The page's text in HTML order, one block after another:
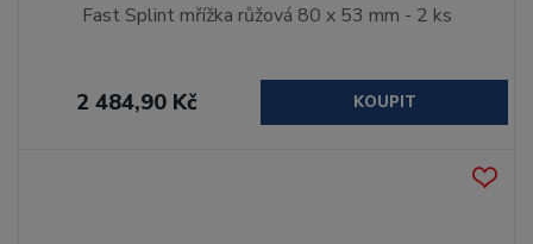
Fast Splint mřížka růžová 80 x 53 mm - 2 ks
2 484,90 Kč KOUPIT